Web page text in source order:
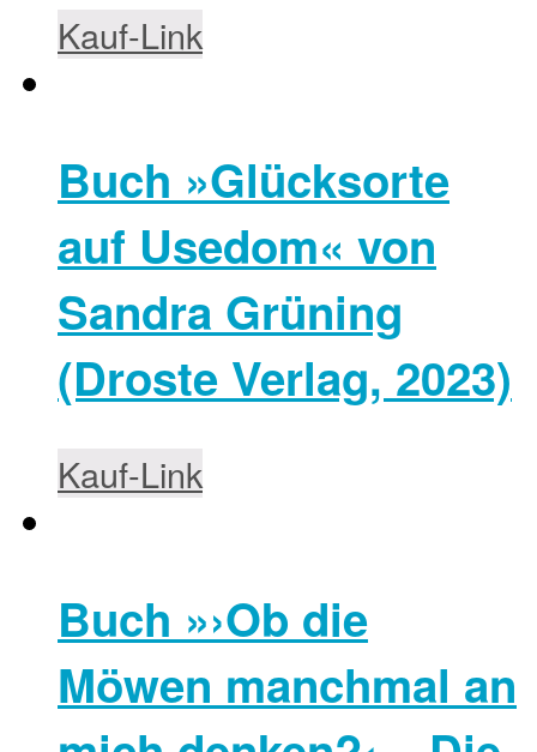
Kauf-Link
Buch »Glücksorte
auf Usedom« von
Sandra Grüning
(Droste Verlag, 2023)
Kauf-Link
Buch »›Ob die
Möwen manchmal an